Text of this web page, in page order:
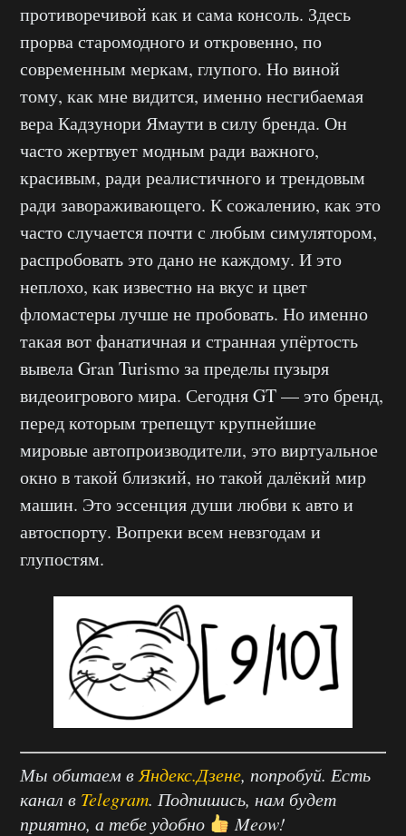
противоречивой как и сама консоль. Здесь
прорва старомодного и откровенно, по
современным меркам, глупого. Но виной
тому, как мне видится, именно несгибаемая
вера Кадзунори Ямаути в силу бренда. Он
часто жертвует модным ради важного,
красивым, ради реалистичного и трендовым
ради завораживающего. К сожалению, как это
часто случается почти с любым симулятором,
распробовать это дано не каждому. И это
неплохо, как известно на вкус и цвет
фломастеры лучше не пробовать. Но именно
такая вот фанатичная и странная упёртость
вывела Gran Turismo за пределы пузыря
видеоигрового мира. Сегодня GT — это бренд,
перед которым трепещут крупнейшие
мировые автопроизводители, это виртуальное
окно в такой близкий, но такой далёкий мир
машин. Это эссенция души любви к авто и
автоспорту. Вопреки всем невзгодам и
глупостям.
Мы обитаем в Яндекс.Дзене, попробуй. Есть
канал в Telegram. Подпишись, нам будет
приятно, а тебе удобно
Meow!